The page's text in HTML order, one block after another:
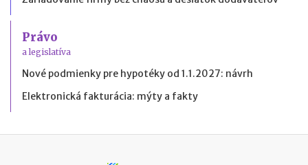
Právo
a legislatíva
Nové podmienky pre hypotéky od 1.1.2027: návrh
Elektronická fakturácia: mýty a fakty